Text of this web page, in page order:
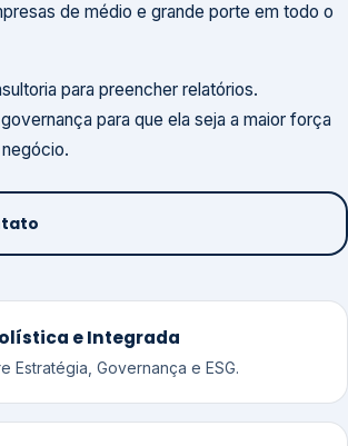
de médio e grande porte em todo o
para preencher relatórios.
para que ela seja a maior força
e Integrada
Estratégia, Governança e ESG.